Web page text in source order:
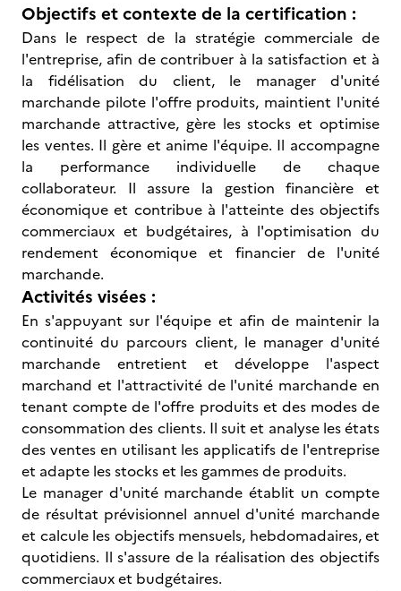
Objectifs et contexte de la certification :
Dans le respect de la stratégie commerciale de
l'entreprise, afin de contribuer à la satisfaction et à
la fidélisation du client, le manager d'unité
marchande pilote l'offre produits, maintient l'unité
marchande attractive, gère les stocks et optimise
les ventes. Il gère et anime l'équipe. Il accompagne
la performance individuelle de chaque
collaborateur. Il assure la gestion financière et
économique et contribue à l'atteinte des objectifs
commerciaux et budgétaires, à l'optimisation du
rendement économique et financier de l'unité
marchande.
Activités visées :
En s'appuyant sur l'équipe et afin de maintenir la
continuité du parcours client, le manager d'unité
marchande entretient et développe l'aspect
marchand et l'attractivité de l'unité marchande en
tenant compte de l'offre produits et des modes de
consommation des clients. Il suit et analyse les états
des ventes en utilisant les applicatifs de l'entreprise
et adapte les stocks et les gammes de produits.
Le manager d'unité marchande établit un compte
de résultat prévisionnel annuel d'unité marchande
et calcule les objectifs mensuels, hebdomadaires, et
quotidiens. Il s'assure de la réalisation des objectifs
commerciaux et budgétaires.